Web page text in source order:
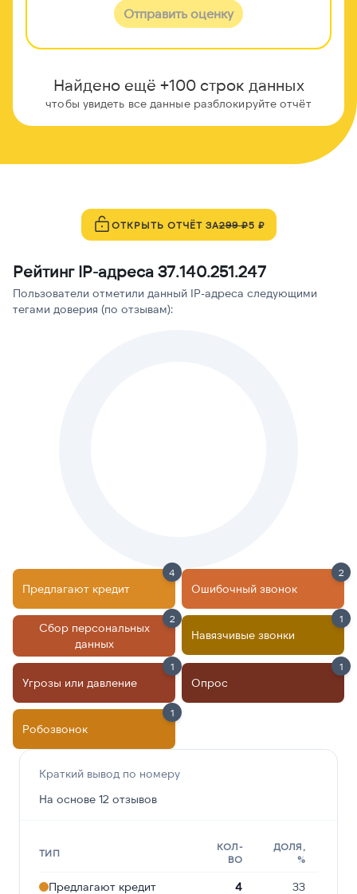
Отправить оценку
Найдено ещё +100 строк данных
чтобы увидеть все данные разблокируйте отчёт
ОТКРЫТЬ ОТЧЁТ ЗА299 ₽5 ₽
Рейтинг IP-адреса 37.140.251.247
Пользователи отметили данный IP-адреса следующими
тегами доверия (по отзывам):
Предлагают кредит
4
Ошибочный звонок
2
Сбор персональных
данных
2
Навязчивые звонки
1
Угрозы или давление
1
Опрос
1
Робозвонок
1
Краткий вывод по номеру
На основе 12 отзывов
ТИП
КОЛ-
ВО
ДОЛЯ,
%
Предлагают кредит 4 33